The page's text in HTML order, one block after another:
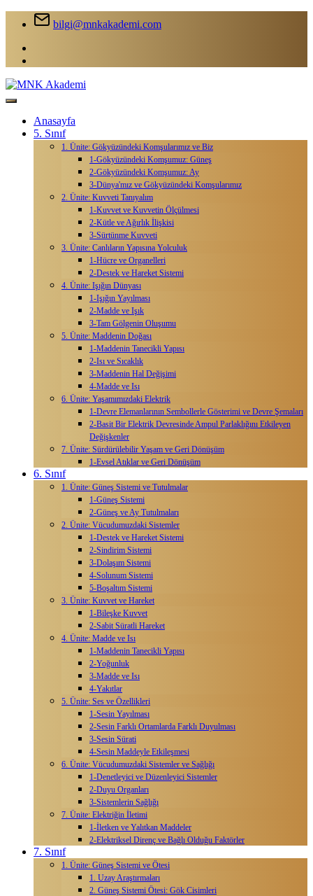
bilgi@mnkakademi.com
Anasayfa
5. Sınıf
1. Ünite: Gökyüzündeki Komşularımız ve Biz
1-Gökyüzündeki Komşumuz: Güneş
2-Gökyüzündeki Komşumuz: Ay
3-Dünya'mız ve Gökyüzündeki Komşularımız
2. Ünite: Kuvveti Tanıyalım
1-Kuvvet ve Kuvvetin Ölçülmesi
2-Kütle ve Ağırlık İlişkisi
3-Sürtünme Kuvveti
3. Ünite: Canlıların Yapısına Yolculuk
1-Hücre ve Organelleri
2-Destek ve Hareket Sistemi
4. Ünite: Işığın Dünyası
1-Işığın Yayılması
2-Madde ve Işık
3-Tam Gölgenin Oluşumu
5. Ünite: Maddenin Doğası
1-Maddenin Tanecikli Yapısı
2-Isı ve Sıcaklık
3-Maddenin Hal Değişimi
4-Madde ve Isı
6. Ünite: Yaşamımızdaki Elektrik
1-Devre Elemanlarının Sembollerle Gösterimi ve Devre Şemaları
2-Basit Bir Elektrik Devresinde Ampul Parlaklığını Etkileyen
Değişkenler
7. Ünite: Sürdürülebilir Yaşam ve Geri Dönüşüm
1-Evsel Atıklar ve Geri Dönüşüm
6. Sınıf
1. Ünite: Güneş Sistemi ve Tutulmalar
1-Güneş Sistemi
2-Güneş ve Ay Tutulmaları
2. Ünite: Vücudumuzdaki Sistemler
1-Destek ve Hareket Sistemi
2-Sindirim Sistemi
3-Dolaşım Sistemi
4-Solunum Sistemi
5-Boşaltım Sistemi
3. Ünite: Kuvvet ve Hareket
1-Bileşke Kuvvet
2-Sabit Süratli Hareket
4. Ünite: Madde ve Isı
1-Maddenin Tanecikli Yapısı
2-Yoğunluk
3-Madde ve Isı
4-Yakıtlar
5. Ünite: Ses ve Özellikleri
1-Sesin Yayılması
2-Sesin Farklı Ortamlarda Farklı Duyulması
3-Sesin Sürati
4-Sesin Maddeyle Etkileşmesi
6. Ünite: Vücudumuzdaki Sistemler ve Sağlığı
1-Denetleyici ve Düzenleyici Sistemler
2-Duyu Organları
3-Sistemlerin Sağlığı
7. Ünite: Elektriğin İletimi
1-İletken ve Yalıtkan Maddeler
2-Elektriksel Direnç ve Bağlı Olduğu Faktörler
7. Sınıf
1. Ünite: Güneş Sistemi ve Ötesi
1. Uzay Araştırmaları
2. Güneş Sistemi Ötesi: Gök Cisimleri